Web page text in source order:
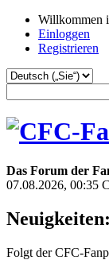
Willkommen
Einloggen
Registrieren
Das Forum der
07.08.2026, 00:35
Neuigkeiten:
Folgt der CFC-